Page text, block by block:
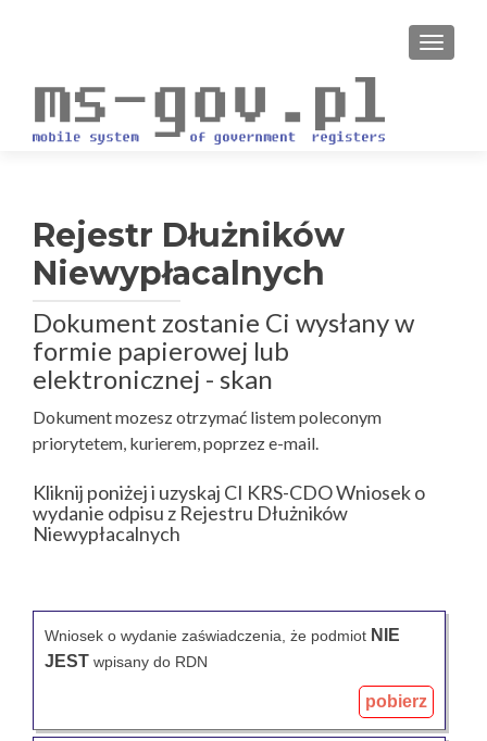
Rejestr Dłużników
Niewypłacalnych
Dokument zostanie Ci wysłany w
formie papierowej lub
elektronicznej - skan
Dokument mozesz otrzymać listem poleconym
priorytetem, kurierem, poprzez e-mail.
Kliknij poniżej i uzyskaj CI KRS-CDO Wniosek o
wydanie odpisu z Rejestru Dłużników
Niewypłacalnych
Wniosek o wydanie zaświadczenia, że podmiot NIE
JEST wpisany do RDN
pobierz